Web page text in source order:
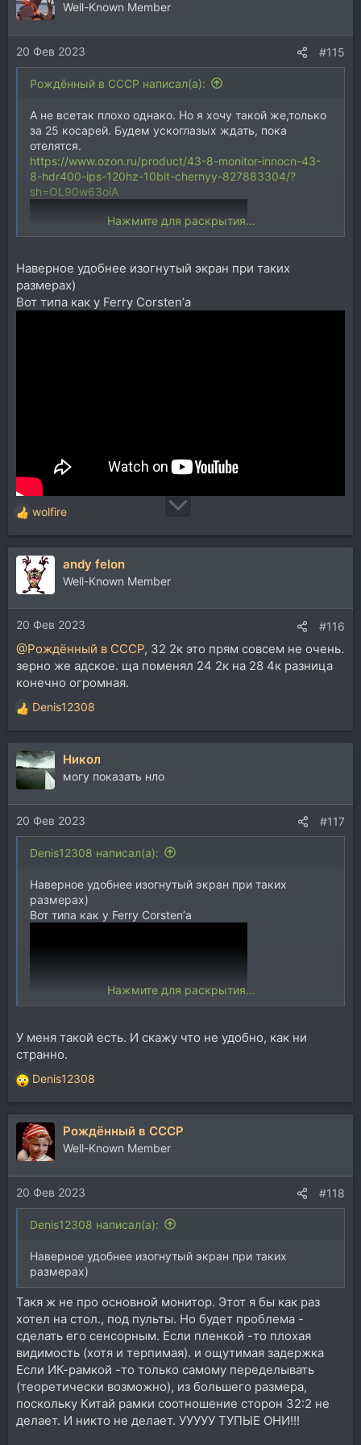
ц
и
и
:
Well-Known Member
20 Фев 2023 #115
Рождённый в СССР написал(а):
А не всетак плохо однако. Но я хочу такой же,только
за 25 косарей. Будем ускоглазых ждать, пока
отелятся.
https://www.ozon.ru/product/43-8-monitor-innocn-43-
8-hdr400-ips-120hz-10bit-chernyy-827883304/?
sh=OL90w63oiA
Нажмите для раскрытия...
Наверное удобнее изогнутый экран при таких
размерах)
Вот типа как у Ferry Corsten’а
Р
е
а
и
и
:
wolfire
andy felon
Well-Known Member
20 Фев 2023 #116
@Рождённый в СССР, 32 2к это прям совсем не очень.
зерно же адское. ща поменял 24 2к на 28 4к разница
конечно огромная.
Р
е
а
к
ц
и
и
:
Denis12308
Никол
могу показать нло
20 Фев 2023 #117
Denis12308 написал(а):
Наверное удобнее изогнутый экран при таких
размерах)
Вот типа как у Ferry Corsten’а
Нажмите для раскрытия...
У меня такой есть. И скажу что не удобно, как ни
странно.
Р
е
а
ц
и
и
:
Denis12308
Рождённый в СССР
Well-Known Member
20 Фев 2023 #118
Denis12308 написал(а):
Наверное удобнее изогнутый экран при таких
размерах)
Такя ж не про основной монитор. Этот я бы как раз
хотел на стол., под пульты. Но будет проблема -
сделать его сенсорным. Если пленкой -то плохая
видимость (хотя и терпимая). и ощутимая задержка
Если ИК-рамкой -то только самому переделывать
(теоретически возможно), из большего размера,
поскольку Китай рамки соотношение сторон 32:2 не
делает. И никто не делает. УУУУУ ТУПЫЕ ОНИ!!!